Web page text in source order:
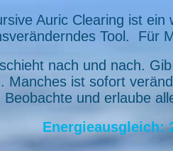
Auric Clearing ist
Tool. Für
nach und nach.
Manches ist sofort
Beobachte und erlaube
Energieausgleich: